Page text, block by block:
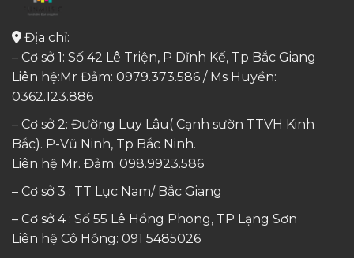
Địa chỉ:
– Cơ sở 1: Số 42 Lê Triện, P Dĩnh Kế, Tp Bắc Giang
Liên hệ:Mr Đảm: 0979.373.586 / Ms Huyền:
0362.123.886
– Cơ sở 2: Đường Luy Lâu( Cạnh sườn TTVH Kinh
Bắc). P-Vũ Ninh, Tp Bắc Ninh.
Liên hệ Mr. Đảm: 098.9923.586
– Cơ sở 3 : TT Lục Nam/ Bắc Giang
– Cơ sở 4 : Số 55 Lê Hồng Phong, TP Lạng Sơn
Liên hệ Cô Hồng: 091 5485026